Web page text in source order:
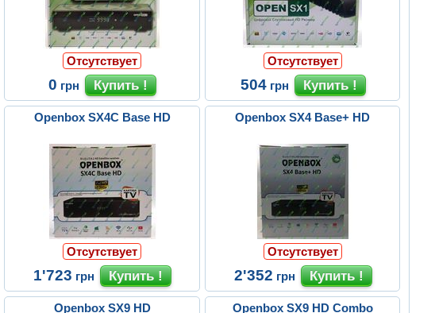
Отсутствует
0 грн
Отсутствует
504 грн
Openbox SX4C Base HD
Отсутствует
1'723 грн
Openbox SX4 Base+ HD
Отсутствует
2'352 грн
Openbox SX9 HD
Openbox SX9 HD Combo